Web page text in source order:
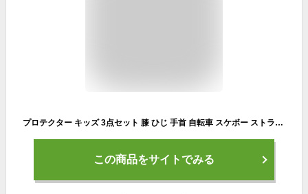
プロテクター キッズ 3点セット 膝 ひじ 手首 自転車 スケボー ストライダー 子供 スケートボード ローラースケート 一輪車
この商品をサイトでみる